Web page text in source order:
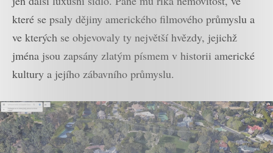
které se psaly dějiny amerického filmového průmyslu a
ve kterých se objevovaly ty největší hvězdy, jejichž
jména jsou zapsány zlatým písmem v historii americké
kultury a jejího zábavního průmyslu.